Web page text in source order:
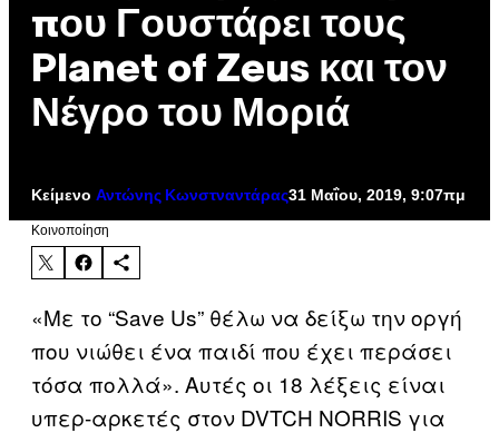
που Γουστάρει τους
Planet of Zeus και τον
Νέγρο του Μοριά
Κείμενο Αντώνης Κωνστναντάρας31 Μαΐου, 2019, 9:07πμ
Kοινοποίηση
«Με το “Save Us” θέλω να δείξω την οργή
που νιώθει ένα παιδί που έχει περάσει
τόσα πολλά». Αυτές οι 18 λέξεις είναι
υπερ-αρκετές στον DVTCH NORRIS για